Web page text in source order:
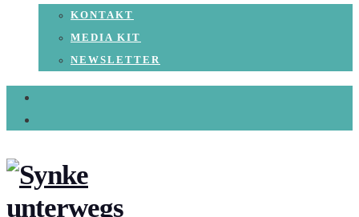
KONTAKT
MEDIA KIT
NEWSLETTER